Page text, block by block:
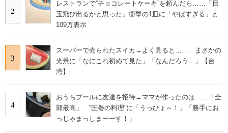
2
レストランで“チョコレートケーキ”を頼んだら……「目
玉飛び出るかと思った」衝撃の1皿に「やばすぎる」と
109万表示
3
スーパーで売られたスイカ→よく見ると…… まさかの
光景に「なにこれ初めて見た」「なんだろう…」【台
湾】
4
おうちプールに友達を招待→ママが作ったのは……「全
部最高」 “圧巻の料理”に「うっひょ～！」「勝手にお
っじゃまっしまーーす！」